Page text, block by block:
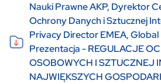
Nauki Prawne AKP, Dyrektor
Ochrony Danych i Sztucznej
Privacy Director EMEA,
Prezentacja - REGULACJE
OSOBOWYCH I SZTUCZNEJ
NAJWIĘKSZYCH